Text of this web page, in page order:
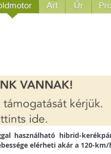
Art Űr
használható hibrid-
elérheti akár a 120-